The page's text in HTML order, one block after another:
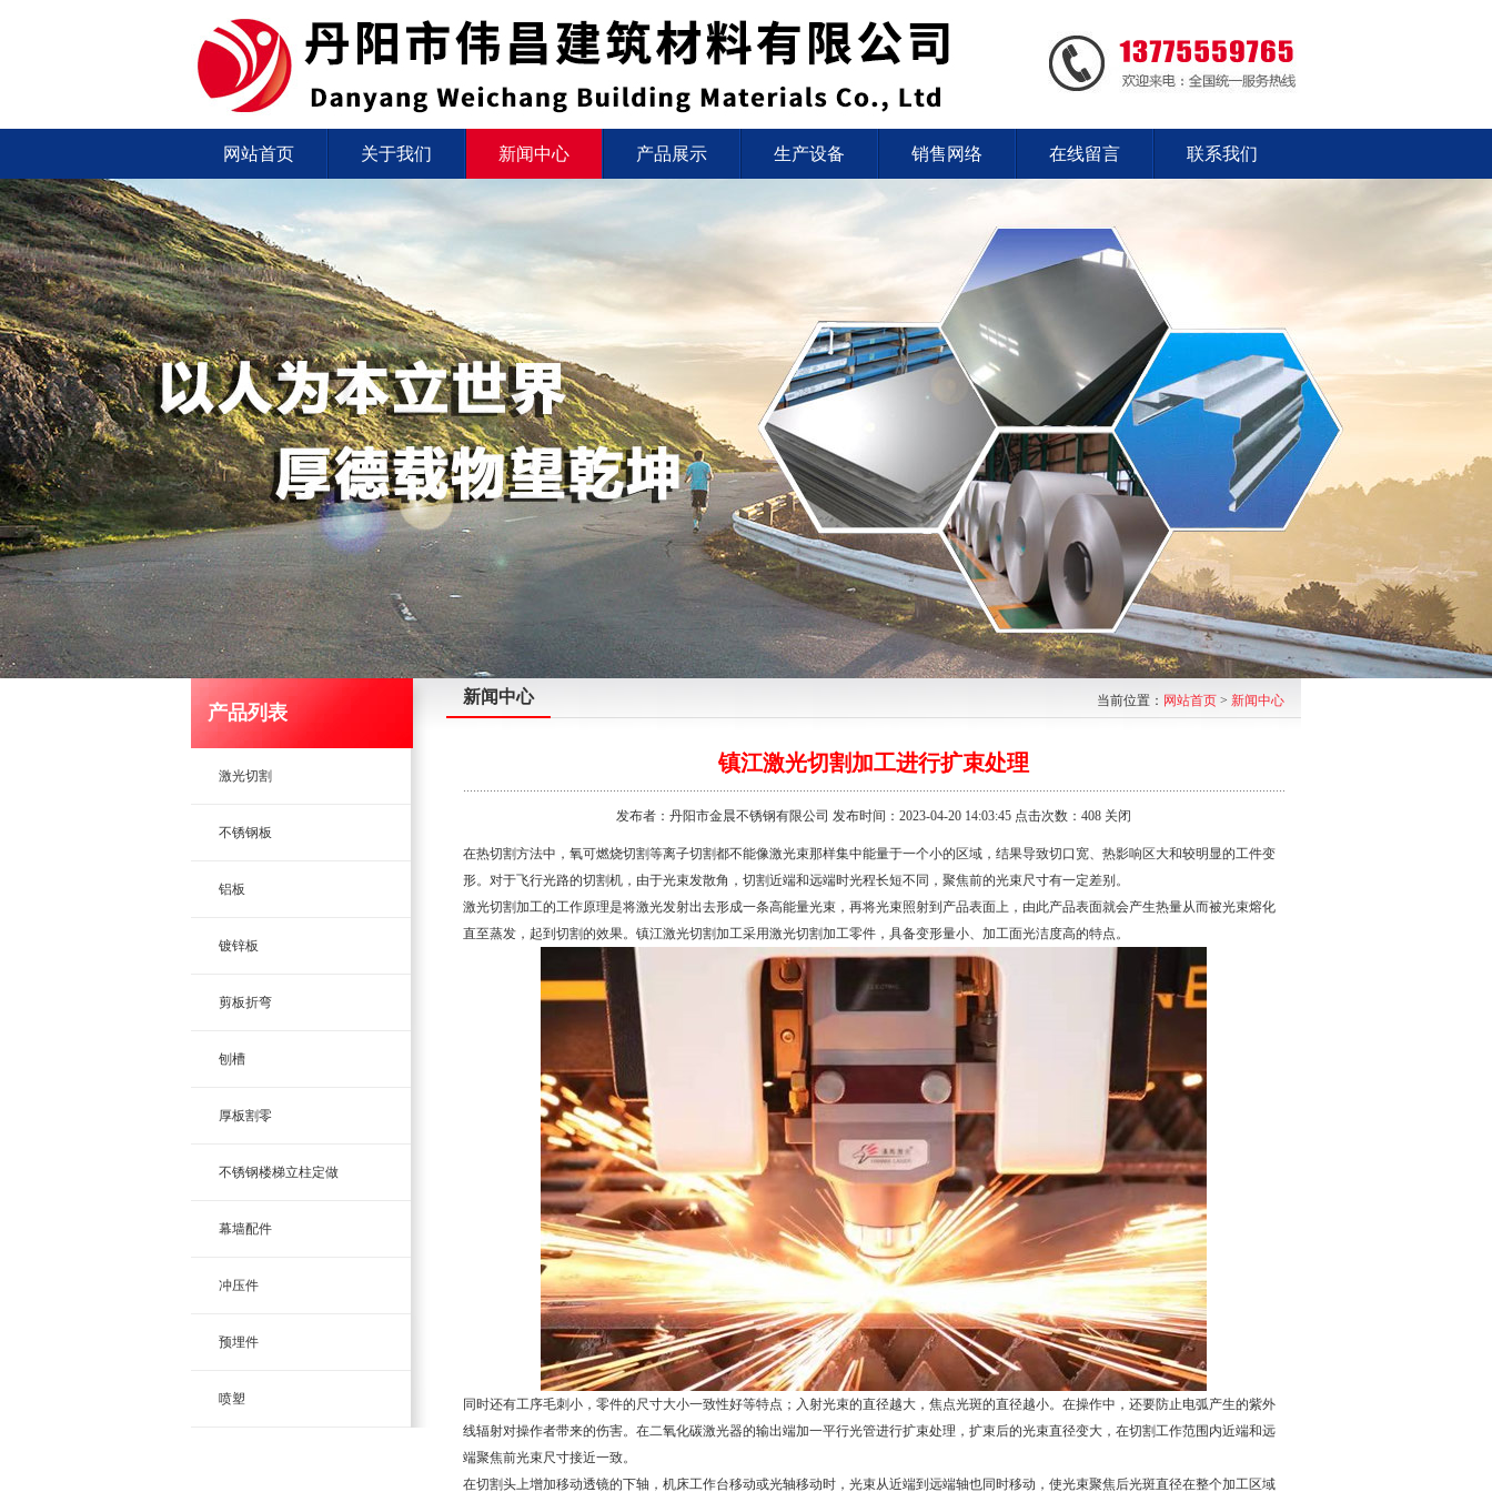
网站首页 关于我们 新闻中心 产品展示 生产设备 销售网络 在线留言 联系我们
产品列表
激光切割
不锈钢板
铝板
镀锌板
剪板折弯
刨槽
厚板割零
不锈钢楼梯立柱定做
幕墙配件
冲压件
预埋件
喷塑
当前位置： 网站首页 > 新闻中心
新闻中心
镇江激光切割加工进行扩束处理
发布者：丹阳市金晨不锈钢有限公司 发布时间：2023-04-20 14:03:45 点击次数：408 关闭
在热切割方法中，氧可燃烧切割等离子切割都不能像激光束那样集中能量于一个小的区域，结果导致切口宽、热影响区大和较明显的工件变
形。对于飞行光路的切割机，由于光束发散角，切割近端和远端时光程长短不同，聚焦前的光束尺寸有一定差别。
激光切割加工的工作原理是将激光发射出去形成一条高能量光束，再将光束照射到产品表面上，由此产品表面就会产生热量从而被光束熔化
直至蒸发，起到切割的效果。 镇江激光切割加工采用激光切割加工零件，具备变形量小、加工面光洁度高的特点。
同时还有工序毛刺小，零件的尺寸大小一致性好等特点；入射光束的直径越大，焦点光斑的直径越小。在操作中，还要防止电弧产生的紫外
线辐射对操作者带来的伤害。在二氧化碳激光器的输出端加一平行光管进行扩束处理，扩束后的光束直径变大，在切割工作范围内近端和远
端聚焦前光束尺寸接近一致。
在切割头上增加移动透镜的下轴，机床工作台移动或光轴移动时，光束从近端到远端轴也同时移动，使光束聚焦后光斑直径在整个加工区域